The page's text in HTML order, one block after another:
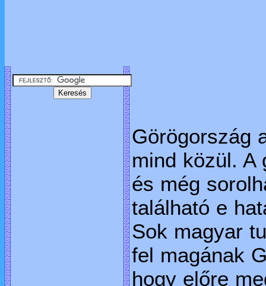
Görögország
mind közül. A
és még
található e
Sok magyar
fel magának
hogy előre